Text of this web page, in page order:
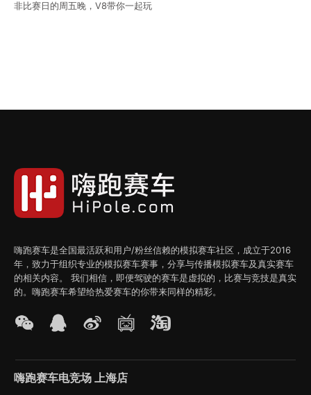
非比赛日的周五晚，V8带你一起玩
嗨跑赛车是全国最活跃和用户/粉丝信赖的模拟赛车社区，成立于2016
年，致力于组织专业的模拟赛车赛事，分享与传播模拟赛车及真实赛车
的相关内容。 我们相信，即便驾驶的赛车是虚拟的，比赛与竞技是真实
的。嗨跑赛车希望给热爱赛车的你带来同样的精彩。
嗨跑赛车电竞场 上海店